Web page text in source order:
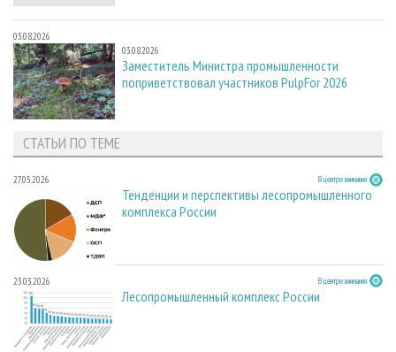
03.08.2026
03.08.2026
Заместитель Министра промышленности
поприветствовал участников PulpFor 2026
СТАТЬИ ПО ТЕМЕ
27.05.2026 В центре внимания
Тенденции и перспективы лесопромышленного
комплекса России
23.03.2026 В центре внимания
Лесопромышленный комплекс России